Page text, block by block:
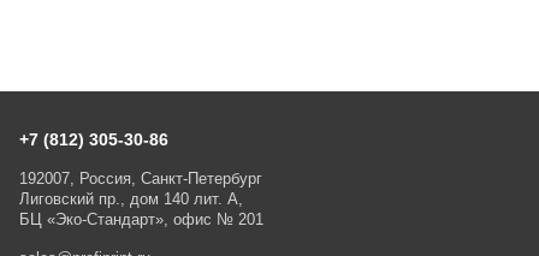
+7 (812) 305-30-86
192007, Россия, Санкт-Петербург
Лиговский пр., дом 140 лит. А,
БЦ «Эко-Стандарт», офис № 201